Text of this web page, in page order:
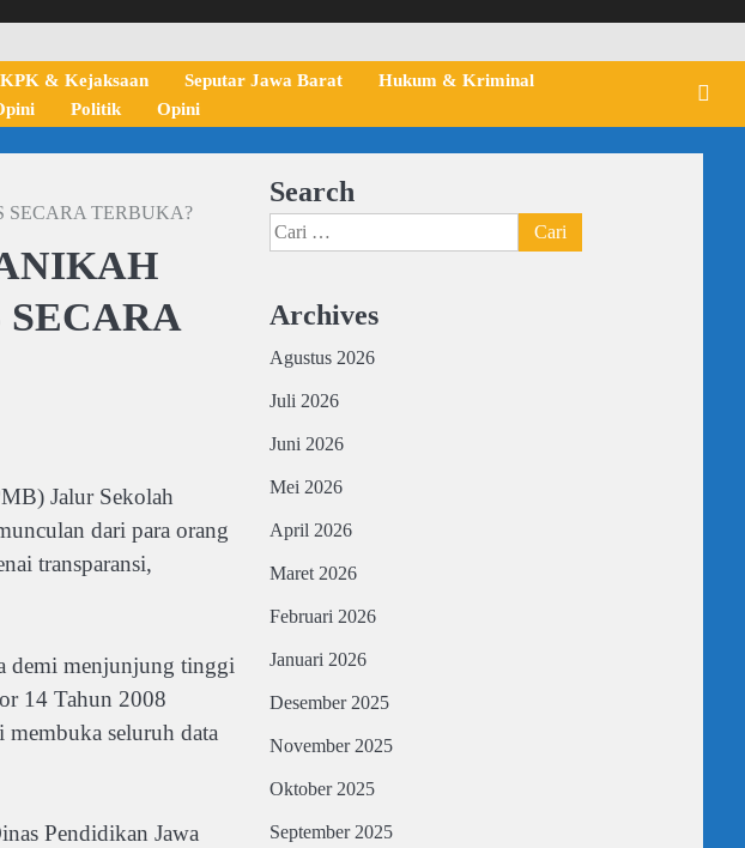
& Kejaksaan Seputar Jawa Barat
Hukum & Kriminal
Politik Opini
SECARA TERBUKA?
Jalur Sekolah
dari para orang
transparansi,
demi menjunjung tinggi
14 Tahun 2008
seluruh data
Pendidikan Jawa
Search
Cari
untuk:
Archives
Agustus 2026
Juli 2026
Juni 2026
Mei 2026
April 2026
Maret 2026
Februari 2026
Januari 2026
Desember 2025
November 2025
Oktober 2025
September 2025